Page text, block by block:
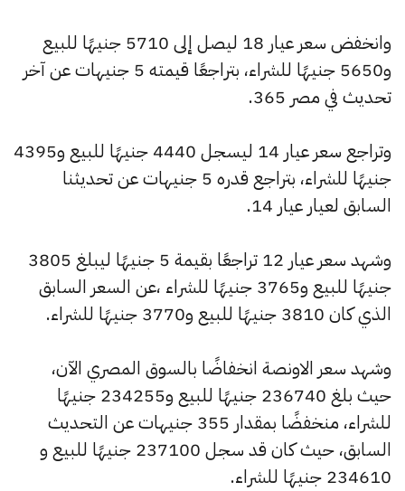
وانخفض سعر عيار 18 ليصل إلى 5710 جنيهًا للبيع
و5650 جنيهًا للشراء، بتراجعًا قيمته 5 جنيهات عن آخر
تحديث في مصر 365.
وتراجع سعر عيار 14 ليسجل 4440 جنيهًا للبيع و4395
جنيهًا للشراء، بتراجع قدره 5 جنيهات عن تحديثنا
السابق لعيار عيار 14.
وشهد سعر عيار 12 تراجعًا بقيمة 5 جنيهًا ليبلغ 3805
جنيهًا للبيع و3765 جنيهًا للشراء ،عن السعر السابق
الذي كان 3810 جنيهًا للبيع و3770 جنيهًا للشراء.
وشهد سعر الاونصة انخفاضًا بالسوق المصري الآن،
حيث بلغ 236740 جنيهًا للبيع و234255 جنيهًا
للشراء، منخفضًا بمقدار 355 جنيهات عن التحديث
السابق، حيث كان قد سجل 237100 جنيهًا للبيع و
234610 جنيهًا للشراء.